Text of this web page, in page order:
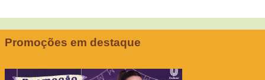
Promoções em destaque